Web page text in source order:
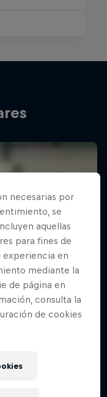
necesarias por
se
aquellas
para fines de
experiencia en
mediante la
de página en
consulta la
de cookies